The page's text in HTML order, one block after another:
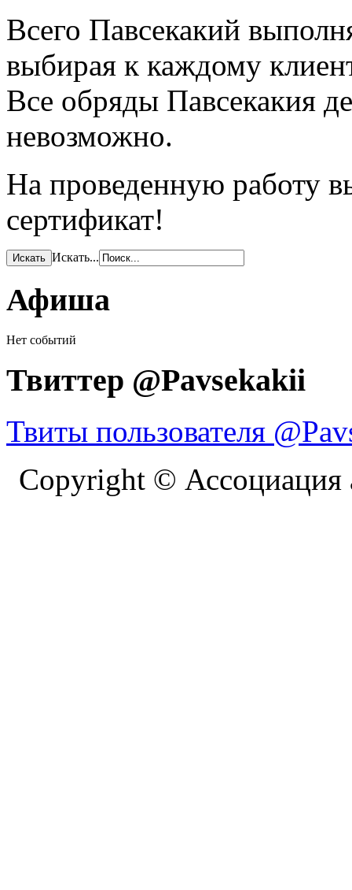
Всего Павсекакий
выбирая к каждому
Все обряды Павсекакия
невозможно.
На проведенную работу
сертификат!
Искать...
Афиша
Нет событий
Твиттер @Pavsekakii
Твиты пользователя
Copyright © Ассоциация